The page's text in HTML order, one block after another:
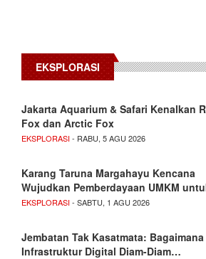
EKSPLORASI
Jakarta Aquarium & Safari Kenalkan
Fox dan Arctic Fox
EKSPLORASI- RABU, 5 AGU 2026
Karang Taruna Margahayu Kencana
Wujudkan Pemberdayaan UMKM
EKSPLORASI- SABTU, 1 AGU 2026
Jembatan Tak Kasatmata: Bagaimana
Infrastruktur Digital Diam-Diam…